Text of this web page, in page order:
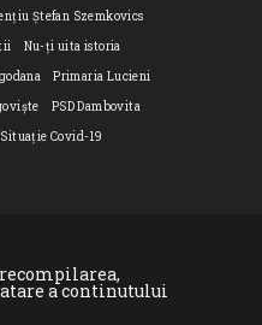
Ștefan Szemkovics
Nu-ți uita istoria
Primaria Lucieni
PSD Dambovita
Situație Covid-19
a continutului